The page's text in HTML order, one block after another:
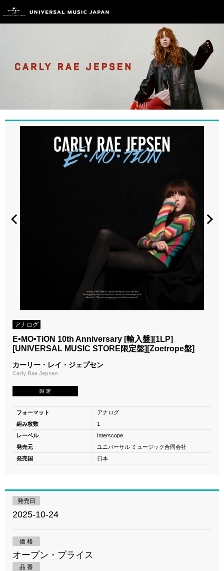
アナログ
E•MO•TION 10th Anniversary [輸入盤][1LP]
[UNIVERSAL MUSIC STORE限定盤][Zoetrope盤]
カーリー・レイ・ジェプセン
Carly Rae Jepsen
限 定
フォーマット
アナログ
組み枚数
1
レーベル
Interscope
発売元
ユニバーサル ミュージック合同会社
発売国
日本
発売日
2025-10-24
価 格
オープン・プライス
品 番